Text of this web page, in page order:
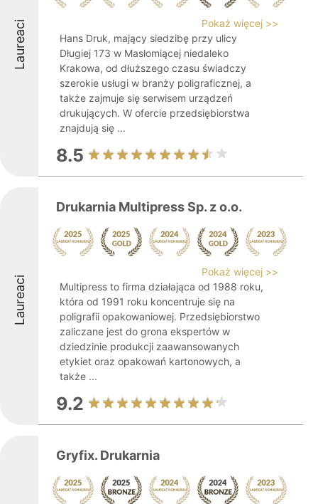
Laureaci
Pokaż więcej >>
Hans Druk, mający siedzibę przy ulicy
Długiej 173 w Masłomiącej niedaleko
Krakowa, od dłuższego czasu świadczy
szerokie usługi w branży poligraficznej, a
także zajmuje się serwisem urządzeń
drukujących. W ofercie przedsiębiorstwa
znajdują się ...
8.5
Laureaci
Drukarnia Multipress Sp. z o.o.
Pokaż więcej >>
Multipress to firma działająca od 1988 roku,
która od 1991 roku koncentruje się na
poligrafii opakowaniowej. Przedsiębiorstwo
zaliczane jest do grona ekspertów w
dziedzinie produkcji zaawansowanych
etykiet oraz opakowań kartonowych, a
także ...
9.2
Gryfix. Drukarnia